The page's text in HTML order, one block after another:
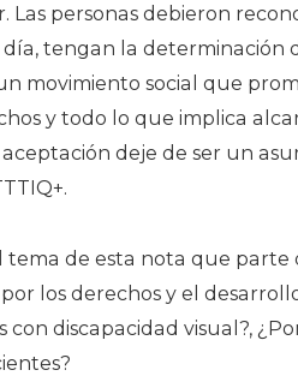
Las personas debieron
tengan la determinación
movimiento social que
y todo lo que implica
deje de ser un
tema de esta nota que parte
los derechos y el
discapacidad visual?,